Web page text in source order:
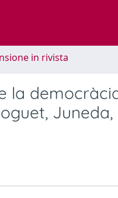
in rivista
la
Juneda,